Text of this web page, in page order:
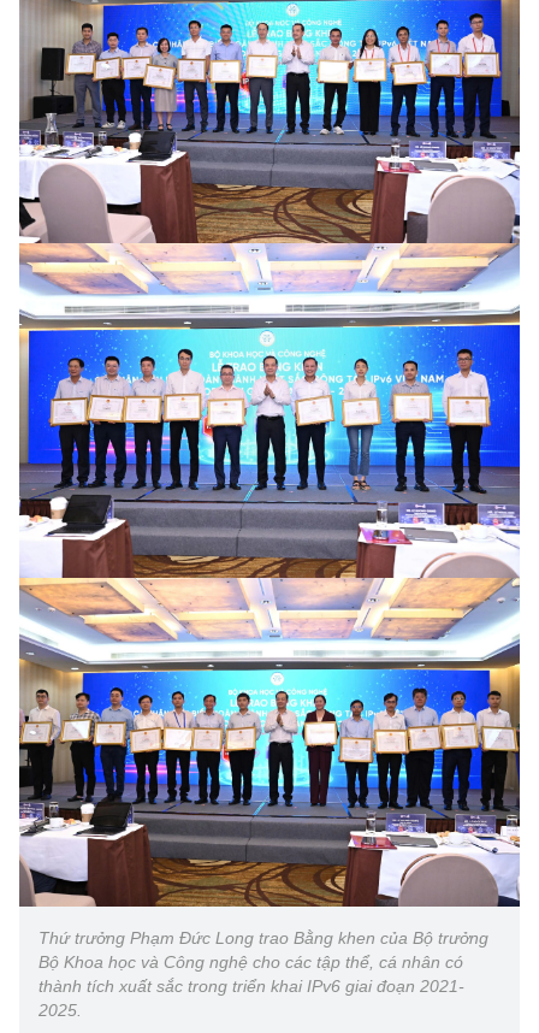
Thứ trưởng Phạm Đức Long trao Bằng khen của Bộ trưởng
Bộ Khoa học và Công nghệ cho các tập thể, cá nhân có
thành tích xuất sắc trong triển khai IPv6 giai đoạn 2021-
2025.